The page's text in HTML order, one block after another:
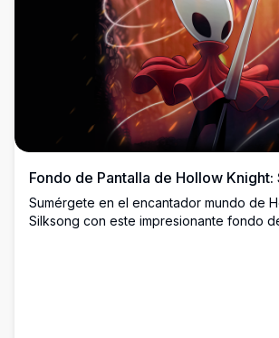
Fondo de Pantalla de Hollow Knight:
Sumérgete en el encantador mundo de
Silksong con este impresionante fondo